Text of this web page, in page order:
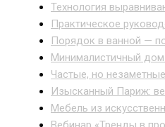
Технология
Практическое
Порядок в ванной —
Минималистичный
Частые, но
Изысканный Париж:
Мебель из